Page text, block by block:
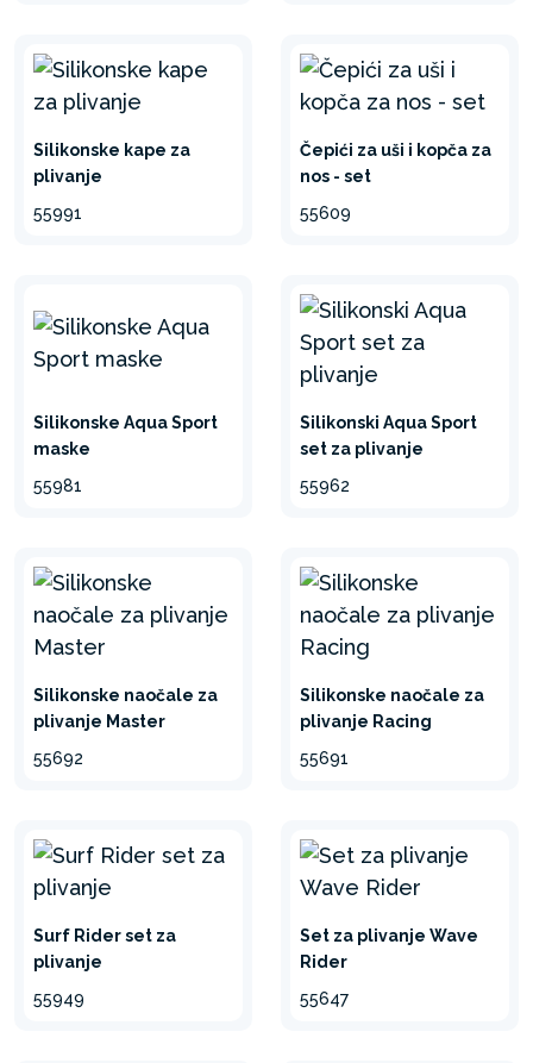
Silikonske kape za
plivanje
55991
Čepići za uši i kopča za
nos - set
55609
Silikonske Aqua Sport
maske
55981
Silikonski Aqua Sport
set za plivanje
55962
Silikonske naočale za
plivanje Master
55692
Silikonske naočale za
plivanje Racing
55691
Surf Rider set za
plivanje
55949
Set za plivanje Wave
Rider
55647